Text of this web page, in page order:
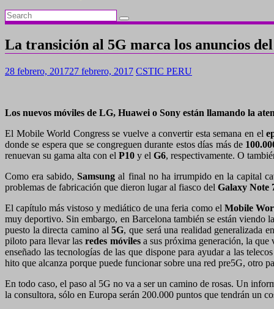
La transición al 5G marca los anuncios
28 febrero, 201727 febrero, 2017 CSTIC PERU
Los nuevos móviles de LG, Huawei o Sony están llamando la
El Mobile World Congress se vuelve a convertir esta semana en el
donde se espera que se congreguen durante estos días más de
renuevan su gama alta con el P10 y el G6, respectivamente. O
Como era sabido,Samsung al final no ha irrumpido en la capital
problemas de fabricación que dieron lugar al fiasco del Galaxy Note
El capítulo más vistoso y mediático de una feria como el Mobile
muy deportivo. Sin embargo, en Barcelona también se están viendo
puesto la directa camino al 5G, que será una realidad generalizada
piloto para llevar las redes móvilesa sus próxima generación, la que
enseñado las tecnologías de las que dispone para ayudar a las
hito que alcanza porque puede funcionar sobre una red pre5G, otro
En todo caso, el paso al 5G no va a ser un camino de rosas. Un
la consultora, sólo en Europa serán 200.000 puntos que tendrán un